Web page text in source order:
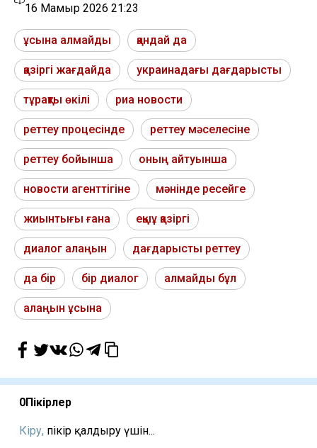
16 Мамыр 2026 21:23
ұсына алмайды қандай да
қазіргі жағдайда украинадағы дағдарысты
тұрақты өкілі риа новости
реттеу процесінде реттеу мәселесіне
реттеу бойынша оның айтуынша
новости агенттігіне мәнінде ресейге
жиынтығы ғана еқыұ қазіргі
диалог алаңын дағдарысты реттеу
да бір бір диалог алмайды бұл
алаңын ұсына
0Пікірлер
Кіру, пікір қалдыру үшін...